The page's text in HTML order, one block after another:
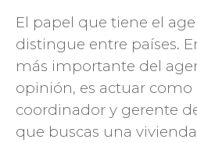
El papel que tiene el
distingue entre países.
más importante del
opinión, es actuar como
coordinador y gerente
que buscas una